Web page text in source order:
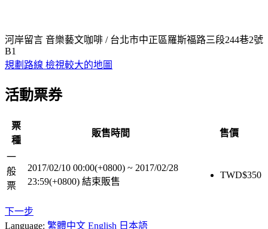
河岸留言 音樂藝文咖啡 / 台北市中正區羅斯福路三段244巷2號
B1
規劃路線 檢視較大的地圖
活動票券
票
種
販售時間 售價
一
般
票
2017/02/10 00:00(+0800) ~ 2017/02/28
23:59(+0800) 結束販售
TWD$350
下一步
Language: 繁體中文 English 日本語